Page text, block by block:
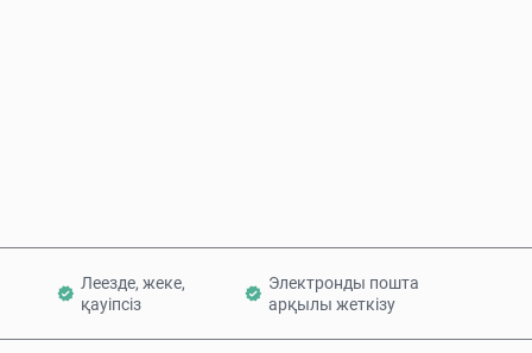
Леезде, жеке,
қауіпсіз
Электронды пошта
арқылы жеткізу